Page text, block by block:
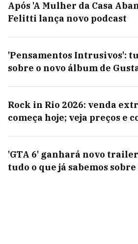
Após 'A Mulher da Casa
Felitti lança novo podcast
'Pensamentos Intrusivos':
sobre o novo álbum de
Rock in Rio 2026: venda
começa hoje; veja preços e
'GTA 6' ganhará novo
tudo o que já sabemos sobre